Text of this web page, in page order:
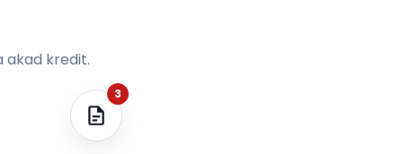
akad kredit.
3